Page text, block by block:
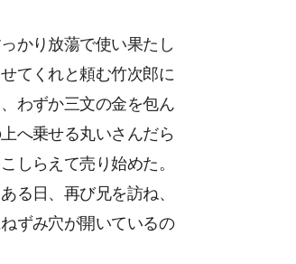
かり放蕩で使い果たし
てくれと頼む竹次郎に
わずか三文の金を包ん
へ乗せる丸いさんだら
しらえて売り始めた。
る日、再び兄を訪ね、
ずみ穴が開いているの